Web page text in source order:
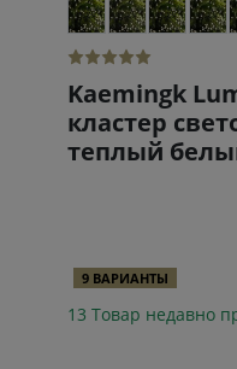
Kaemingk
кластер
теплый
9 ВАРИАНТЫ
13 Товар недавно